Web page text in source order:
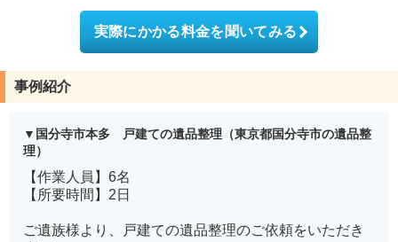
実際にかかる料金を聞いてみる
事例紹介
国分寺市本多 戸建ての遺品整理（東京都国分寺市の遺品整
理）
【作業人員】6名
【所要時間】2日
ご遺族様より、戸建ての遺品整理のご依頼をいただき